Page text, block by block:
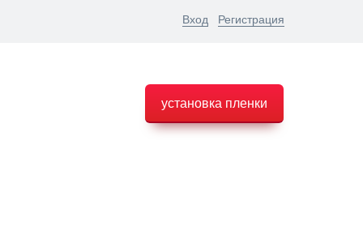
Вход Регистрация
установка пленки